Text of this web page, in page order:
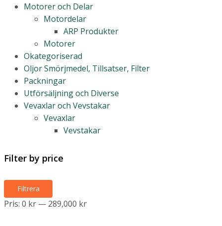
Motorer och Delar
Motordelar
ARP Produkter
Motorer
Okategoriserad
Oljor Smörjmedel, Tillsatser, Filter
Packningar
Utförsäljning och Diverse
Vevaxlar och Vevstakar
Vevaxlar
Vevstakar
Filter by price
Min
pris
Max
pris
Filtrera
Pris: 0 kr — 289,000 kr